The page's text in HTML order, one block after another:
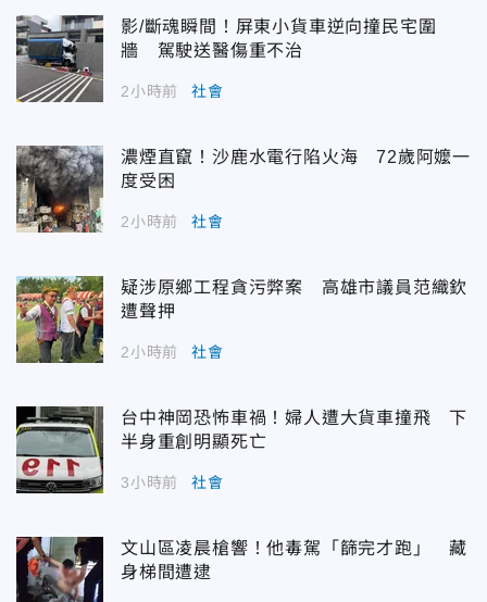
影/斷魂瞬間！屏東小貨車逆向撞民宅圍
牆 駕駛送醫傷重不治
2小時前 社會
濃煙直竄！沙鹿水電行陷火海 72歲阿嬤一
度受困
2小時前 社會
疑涉原鄉工程貪污弊案 高雄市議員范織欽
遭聲押
2小時前 社會
台中神岡恐怖車禍！婦人遭大貨車撞飛 下
半身重創明顯死亡
3小時前 社會
文山區凌晨槍響！他毒駕「篩完才跑」 藏
身梯間遭逮